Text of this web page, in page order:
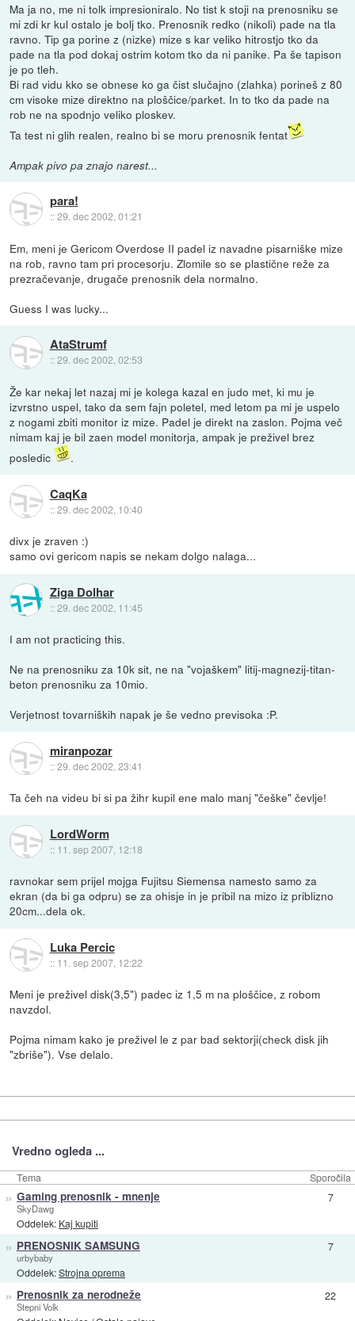
Ma ja no, me ni tolk impresioniralo. No tist k stoji na prenosniku se
mi zdi kr kul ostalo je bolj tko. Prenosnik redko (nikoli) pade na tla
ravno. Tip ga porine z (nizke) mize s kar veliko hitrostjo tko da
pade na tla pod dokaj ostrim kotom tko da ni panike. Pa še tapison
je po tleh.
Bi rad vidu kko se obnese ko ga čist slučajno (zlahka) porineš z 80
cm visoke mize direktno na ploščice/parket. In to tko da pade na
rob ne na spodnjo veliko ploskev.
Ta test ni glih realen, realno bi se moru prenosnik fentat
Ampak pivo pa znajo narest...
para!
::29. dec 2002, 01:21
Em, meni je Gericom Overdose II padel iz navadne pisarniške mize
na rob, ravno tam pri procesorju. Zlomile so se plastične reže za
prezračevanje, drugače prenosnik dela normalno.
Guess I was lucky...
AtaStrumf
::29. dec 2002, 02:53
Že kar nekaj let nazaj mi je kolega kazal en judo met, ki mu je
izvrstno uspel, tako da sem fajn poletel, med letom pa mi je uspelo
z nogami zbiti monitor iz mize. Padel je direkt na zaslon. Pojma več
nimam kaj je bil zaen model monitorja, ampak je preživel brez
posledic
.
CaqKa
::29. dec 2002, 10:40
divx je zraven :)
samo ovi gericom napis se nekam dolgo nalaga...
Ziga Dolhar
::29. dec 2002, 11:45
I am not practicing this.
Ne na prenosniku za 10k sit, ne na "vojaškem" litij-magnezij-titan-
beton prenosniku za 10mio.
Verjetnost tovarniških napak je še vedno previsoka :P.
miranpozar
::29. dec 2002, 23:41
Ta čeh na videu bi si pa žihr kupil ene malo manj "češke" čevlje!
LordWorm
:: 11. sep 2007, 12:18
ravnokar sem prijel mojga Fujitsu Siemensa namesto samo za
ekran (da bi ga odpru) se za ohisje in je pribil na mizo iz priblizno
20cm...dela ok.
Luka Percic
:: 11. sep 2007, 12:22
Meni je preživel disk(3,5") padec iz 1,5 m na ploščice, z robom
navzdol.
Pojma nimam kako je preživel le z par bad sektorji(check disk jih
"zbriše"). Vse delalo.
Vredno ogleda ...
Tema Sporočila
» Gaming prenosnik - mnenje
SkyDawg
Oddelek: Kaj kupiti
7
» PRENOSNIK SAMSUNG
urbybaby
Oddelek:Strojna oprema
7
» Prenosnik za nerodneže
Stepni Volk
22